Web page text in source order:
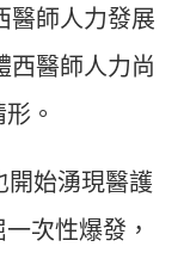
醫師人力發展
西醫師人力尚
。
始湧現醫護
次性爆發，